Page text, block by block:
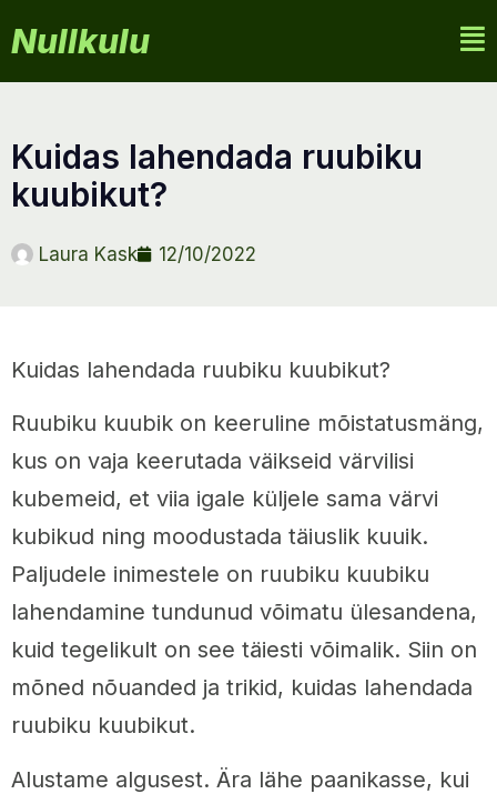
Nullkulu
kuidas lahendada ruubiku
kuubikut?
Laura Kask 12/10/2022
Kuidas lahendada ruubiku kuubikut?
Ruubiku kuubik on keeruline mõistatusmäng,
kus on vaja keerutada väikseid värvilisi
kubemeid, et viia igale küljele sama värvi
kubikud ning moodustada täiuslik kuuik.
Paljudele inimestele on ruubiku kuubiku
lahendamine tundunud võimatu ülesandena,
kuid tegelikult on see täiesti võimalik. Siin on
mõned nõuanded ja trikid, kuidas lahendada
ruubiku kuubikut.
Alustame algusest. Ära lähe paanikasse, kui